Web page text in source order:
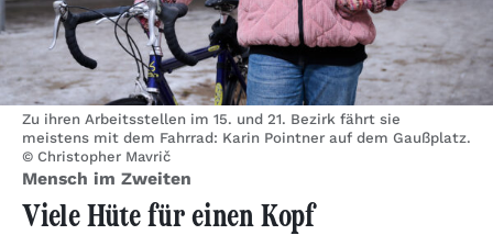
Zu ihren Arbeitsstellen im 15. und 21. Bezirk fährt sie
meistens mit dem Fahrrad: Karin Pointner auf dem Gaußplatz.
© Christopher Mavrič
Mensch im Zweiten
Viele Hüte für einen Kopf